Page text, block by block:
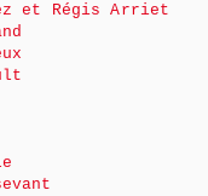
et Régis Arriet